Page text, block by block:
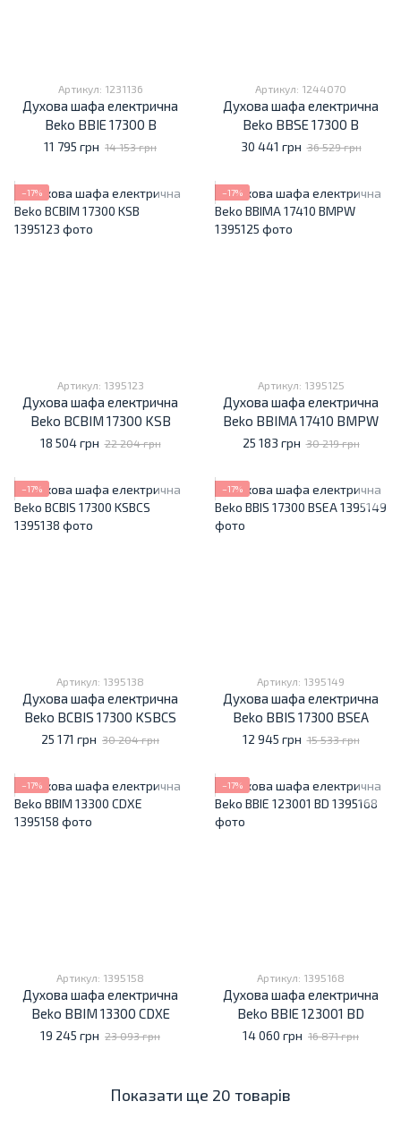
Артикул: 1231136
Духова шафа електрична
Beko BBIE 17300 B
11 795 грн 14 153 грн
Артикул: 1244070
Духова шафа електрична
Beko BBSE 17300 B
30 441 грн 36 529 грн
−17%
Артикул: 1395123
Духова шафа електрична
Beko BCBIM 17300 KSB
18 504 грн 22 204 грн
−17%
Артикул: 1395125
Духова шафа електрична
Beko BBIMA 17410 BMPW
25 183 грн 30 219 грн
−17%
Артикул: 1395138
Духова шафа електрична
Beko BCBIS 17300 KSBCS
25 171 грн 30 204 грн
−17%
Артикул: 1395149
Духова шафа електрична
Beko BBIS 17300 BSEA
12 945 грн 15 533 грн
−17%
Артикул: 1395158
Духова шафа електрична
Beko BBIM 13300 CDXE
19 245 грн 23 093 грн
−17%
Артикул: 1395168
Духова шафа електрична
Beko BBIE 123001 BD
14 060 грн 16 871 грн
Показати ще 20 товарів